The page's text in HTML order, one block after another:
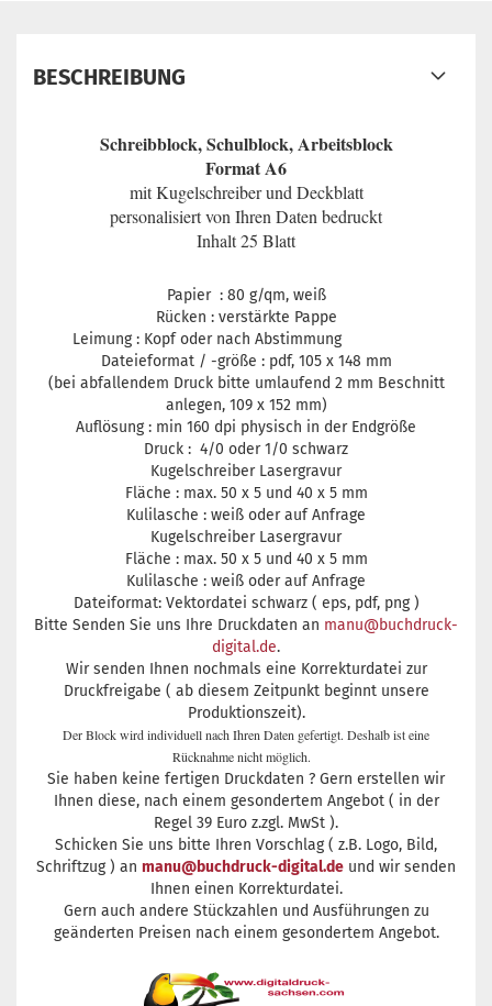
BESCHREIBUNG
Schreibblock, Schulblock, Arbeitsblock
Format A6
mit Kugelschreiber und Deckblatt
personalisiert von Ihren Daten bedruckt
Inhalt 25 Blatt
Papier : 80 g/qm, weiß
Rücken : verstärkte Pappe
Leimung : Kopf oder nach Abstimmung
Dateieformat / -größe : pdf, 105 x 148 mm
(bei abfallendem Druck bitte umlaufend 2 mm Beschnitt
anlegen, 109 x 152mm)
Auflösung : min 160 dpi physisch in der Endgröße
Druck : 4/0 oder 1/0 schwarz
Kugelschreiber Lasergravur
Fläche : max. 50 x 5 und 40 x 5 mm
Kulilasche : weiß oder auf Anfrage
Kugelschreiber Lasergravur
Fläche : max. 50 x 5 und 40 x 5 mm
Kulilasche : weiß oder auf Anfrage
Dateiformat: Vektordatei schwarz ( eps, pdf, png )
Bitte Senden Sie uns Ihre Druckdaten an manu@buchdruck-
digital.de.
Wir senden Ihnen nochmals eine Korrekturdatei zur
Druckfreigabe ( ab diesem Zeitpunkt beginnt unsere
Produktionszeit).
Der Block wird individuell nach Ihren Daten gefertigt. Deshalb ist eine
Rücknahme nicht möglich.
Sie haben keine fertigen Druckdaten ? Gern erstellen wir
Ihnen diese, nach einem gesondertem Angebot ( in der
Regel 39 Euro z.zgl. MwSt ).
Schicken Sie uns bitte Ihren Vorschlag ( z.B. Logo, Bild,
Schriftzug ) an manu@buchdruck-digital.de und wir senden
Ihnen einen Korrekturdatei.
Gern auch andere Stückzahlen und Ausführungen zu
geänderten Preisen nach einem gesondertem Angebot.